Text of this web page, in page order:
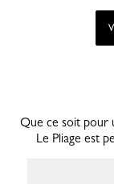
Que ce soit pour
Le Pliage est